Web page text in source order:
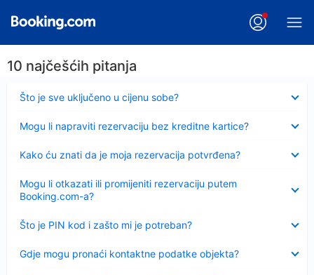
10 najčešćih pitanja
Što je sve uključeno u cijenu sobe?
Sažeto
Mogu li napraviti rezervaciju bez kreditne kartice?
Kako ću znati da je moja rezervacija potvrđena?
Mogu li otkazati ili promijeniti rezervaciju putem
Booking.com-a?
Što je PIN kod i zašto mi je potreban?
Sažeto
Gdje mogu pronaći kontaktne podatke objekta?